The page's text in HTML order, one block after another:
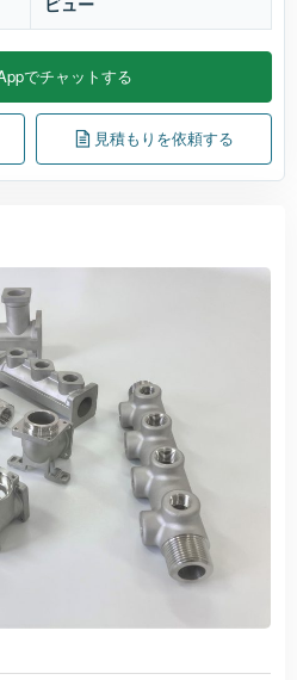
でチャットする
見積もりを依頼する